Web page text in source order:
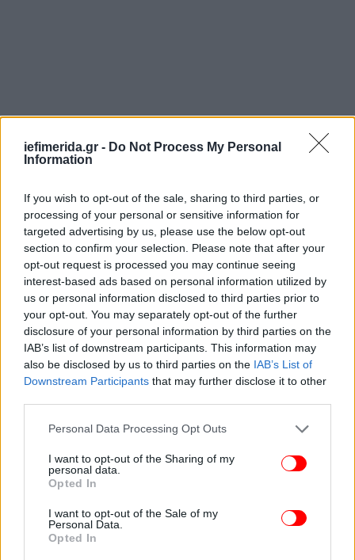
iefimerida.gr - Do Not Process My Personal
Information
If you wish to opt-out of the sale, sharing to third parties, or
processing of your personal or sensitive information for
targeted advertising by us, please use the below opt-out
section to confirm your selection. Please note that after your
opt-out request is processed you may continue seeing
interest-based ads based on personal information utilized by
us or personal information disclosed to third parties prior to
your opt-out. You may separately opt-out of the further
disclosure of your personal information by third parties on the
IAB’s list of downstream participants. This information may
also be disclosed by us to third parties on the IAB’s List of
Downstream Participants that may further disclose it to other
Please note that this website/app uses one or more Google
not limited to your visit or usage behaviour. You may click to
grant or deny consent to Google and its third-party tags to
use your data for below specified purposes in below Google
consent section.
Personal Data Processing Opt Outs
I want to opt-out of the Sharing of my
personal data.
Opted In
I want to opt-out of the Sale of my
Personal Data.
Opted In
Δεύτερη αύξηση κατώτατου μισθού μέσα στο 2022
Νωρίτερα, ο κυβερνητικός εκπρόσωποςΓιάννης
Οικονόμου, ερωτηθείς σχετικά, απάντησε:
«Η αύξηση του πληθωρισμού είναι ένα παγκόσμιο
οικιακή οικονομία. Βρισκόμαστε, ήδη, αντιμέτωποι
με τις συνέπειες των ανατιμήσεων, κάτι που
τσέπη των καταναλωτών, των πολιτών, αλλά και
των επιχειρήσεων.